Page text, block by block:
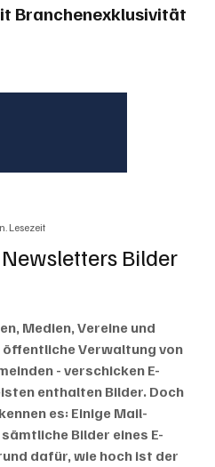
Branchenexklusivität
Bilder
Lesezeit
Medien, Vereine und
Verwaltung von
- verschicken E-
enthalten Bilder. Doch
es: Einige Mail-
Bilder eines E-
dafür, wie hoch ist der